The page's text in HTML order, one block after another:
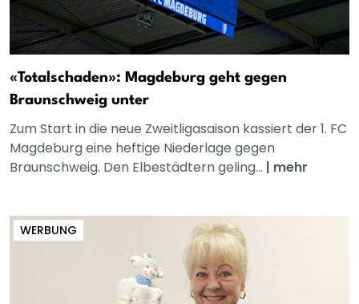
«Totalschaden»: Magdeburg geht gegen
Braunschweig unter
Zum Start in die neue Zweitligasaison kassiert der 1. FC
Magdeburg eine heftige Niederlage gegen
Braunschweig. Den Elbestädtern geling... | mehr
WERBUNG